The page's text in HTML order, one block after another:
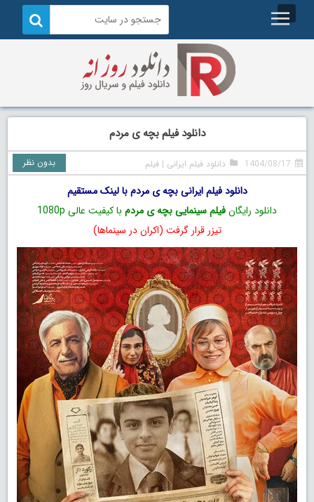
دانلود فیلم بچه‌‌ ی مردم
1404/08/17 دانلود فیلم ایرانی |فیلم بدون نظر
دانلود فیلم ایرانی بچه‌‌ ی مردم با لینک مستقیم
دانلود رایگانفیلم سینمایی بچه‌‌ ی مردم با کیفیت عالی 1080p
تیزر قرار گرفت (اکران در سینماها)